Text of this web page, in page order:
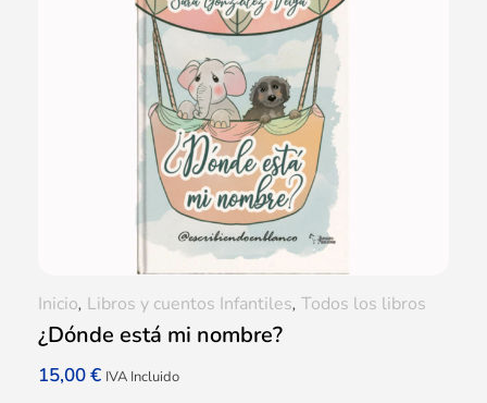
¿Dónde está mi nombre?
15,00€ IVA Incluido
Inicio, Libros y cuentos Infantiles, Todos los libros